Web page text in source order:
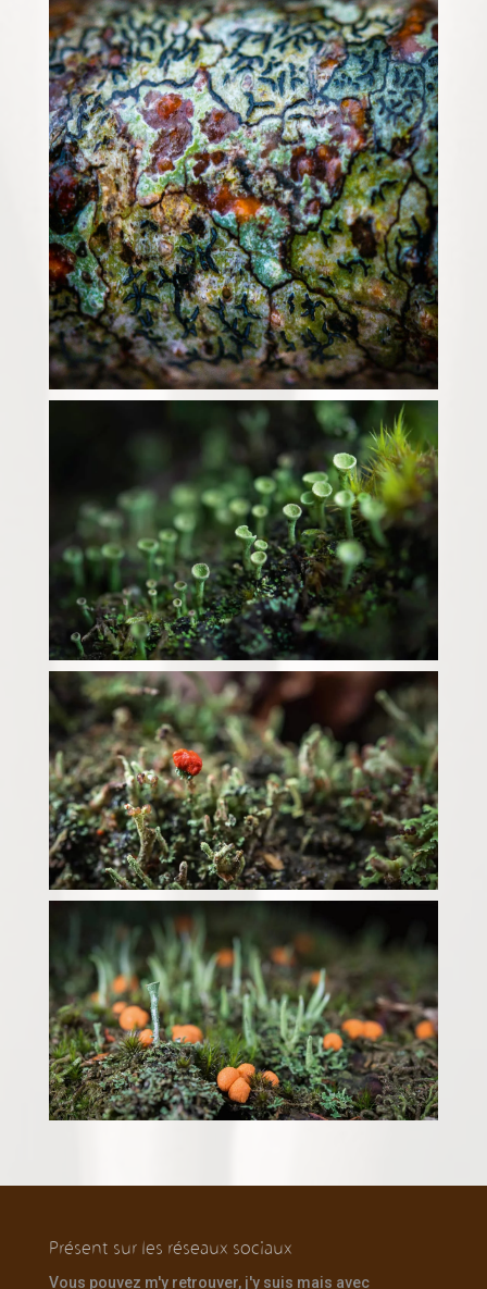
Présent sur les réseaux sociaux
Vous pouvez m'y retrouver, j'y suis mais avec